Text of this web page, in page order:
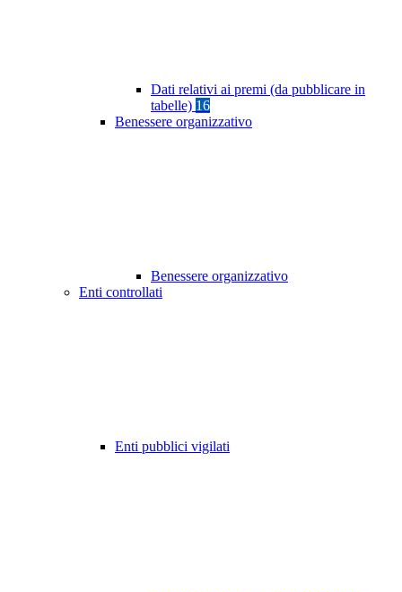
Dati relativi ai premi (da pubblicare in
tabelle) 16
Benessere organizzativo
Benessere organizzativo
Enti controllati
Enti pubblici vigilati